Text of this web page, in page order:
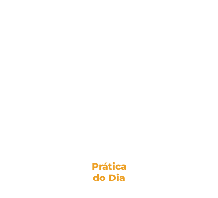
Prática
do Dia